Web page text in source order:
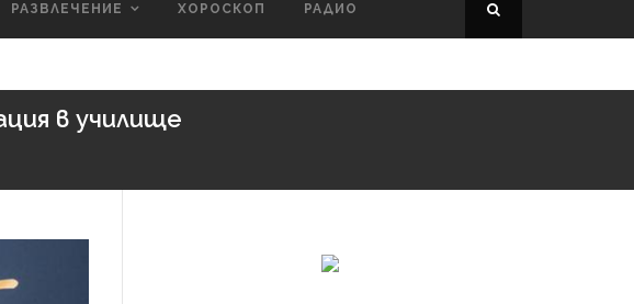
РАЗВЛЕЧЕНИЕ ХОРОСКОП РАДИО
в училище